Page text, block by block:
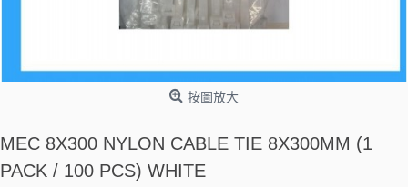
按圖放大
MEC 8X300 NYLON CABLE TIE 8X300MM (1
PACK / 100 PCS) WHITE